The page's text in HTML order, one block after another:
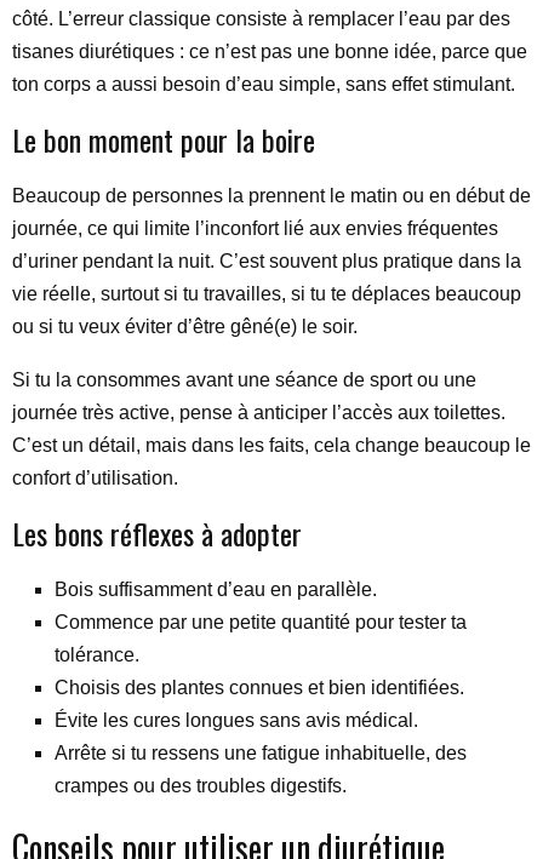
côté. L’erreur classique consiste à remplacer l’eau par des
tisanes diurétiques : ce n’est pas une bonne idée, parce que
ton corps a aussi besoin d’eau simple, sans effet stimulant.
Le bon moment pour la boire
Beaucoup de personnes la prennent le matin ou en début de
journée, ce qui limite l’inconfort lié aux envies fréquentes
d’uriner pendant la nuit. C’est souvent plus pratique dans la
vie réelle, surtout si tu travailles, si tu te déplaces beaucoup
ou si tu veux éviter d’être gêné(e) le soir.
Si tu la consommes avant une séance de sport ou une
journée très active, pense à anticiper l’accès aux toilettes.
C’est un détail, mais dans les faits, cela change beaucoup le
confort d’utilisation.
Les bons réflexes à adopter
Bois suffisamment d’eau en parallèle.
Commence par une petite quantité pour tester ta
tolérance.
Choisis des plantes connues et bien identifiées.
Évite les cures longues sans avis médical.
Arrête si tu ressens une fatigue inhabituelle, des
crampes ou des troubles digestifs.
Conseils pour utiliser un diurétique